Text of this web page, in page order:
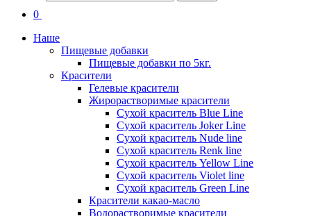
0
Наше
Пищевые добавки
Пищевые добавки по 5кг.
Красители
Гелевые красители
Жирорастворимые красители
Сухой краситель Blue Line
Сухой краситель Joker Line
Сухой краситель Nude line
Сухой краситель Renk line
Сухой краситель Yellow Line
Сухой краситель Violet line
Сухой краситель Green Line
Красители какао-масло
Водорастворимые красители